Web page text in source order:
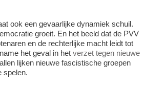
ook een gevaarlijke dynamiek schuil.
groeit. En het beeld dat de PVV
en de rechterlijke macht leidt tot
het geval in het verzet tegen nieuwe
lijken nieuwe fascistische groepen
spelen.